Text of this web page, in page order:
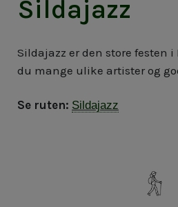
Sildajazz
Sildajazz er den store festen
du mange ulike artister og
Se ruten: Sildajazz